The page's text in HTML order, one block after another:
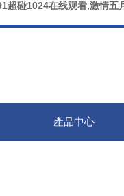
超碰1024在线观看,激情
產品中心